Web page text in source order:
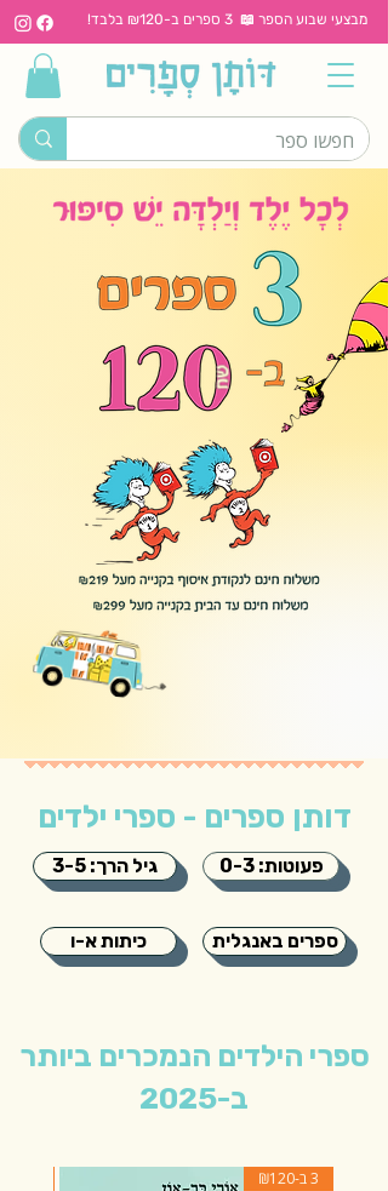
מבצעי שבוע הספר 📖 3 ספרים ב-₪120 בלבד!
דותן ספרים - ספרי ילדים
גיל הרך: 3-5 פעוטות: 0-3
כיתות א-ו ספרים באנגלית
ספרי הילדים הנמכרים ביותר
ב-2025
3 ב-₪120